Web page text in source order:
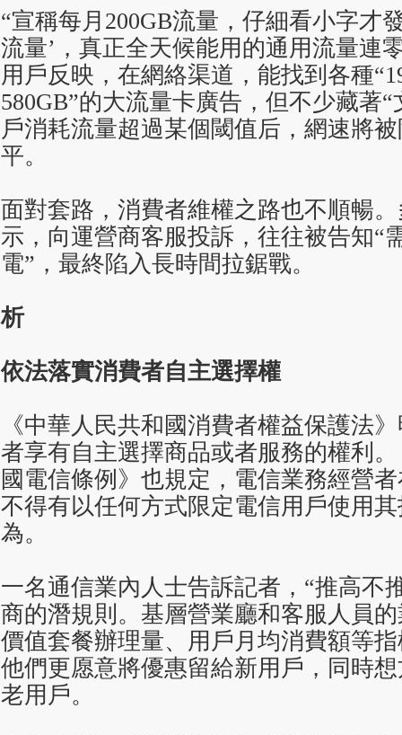
“宣稱每月200GB流量，仔細看小字才
流量’，真正全天候能用的通用流量連
用戶反映，在網絡渠道，能找到各種
580GB”的大流量卡廣告，但不少藏著
戶消耗流量超過某個閾值后，網速將
平。
面對套路，消費者維權之路也不順暢
示，向運營商客服投訴，往往被告知“
電”，最終陷入長時間拉鋸戰。
析
依法落實消費者自主選擇權
《中華人民共和國消費者權益保護法
者享有自主選擇商品或者服務的權利
國電信條例》也規定，電信業務經營
不得有以任何方式限定電信用戶使用
為。
一名通信業內人士告訴記者，“推高不
商的潛規則。基層營業廳和客服人員
價值套餐辦理量、用戶月均消費額等
他們更愿意將優惠留給新用戶，同時
老用戶。